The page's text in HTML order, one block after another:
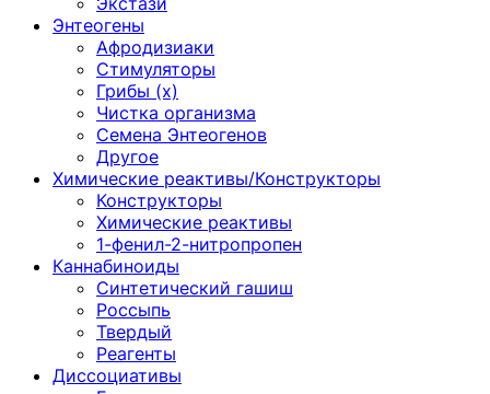
Энтеогены
Афродизиаки
Стимуляторы
Грибы (х)
Чистка организма
Семена Энтеогенов
Другое
Химические реактивы/Конструкторы
Конструкторы
Химические реактивы
1-фенил-2-нитропропен
Каннабиноиды
Синтетический гашиш
Россыпь
Твердый
Реагенты
Диссоциативы